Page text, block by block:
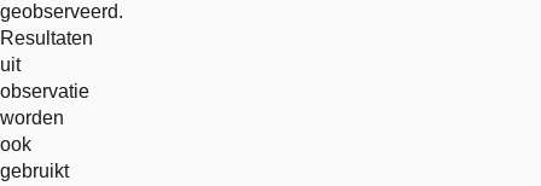
geobserveerd.
Resultaten
uit
observatie
worden
ook
gebruikt